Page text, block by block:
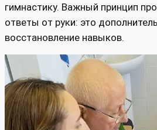
гимнастику. Важный принцип
ответы от руки: это
восстановление навыков.